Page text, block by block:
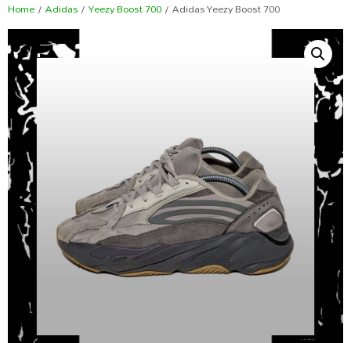
Home/Adidas/Yeezy Boost 700/ Adidas Yeezy Boost 700